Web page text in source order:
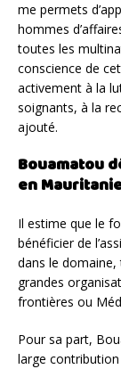
me permets
hommes
toutes les
conscience de
activement à la
soignants, à la
ajouté.
Bouamatou
en
Il estime que le
bénéficier de
dans le domaine,
grandes
frontières ou
Pour sa part,
large